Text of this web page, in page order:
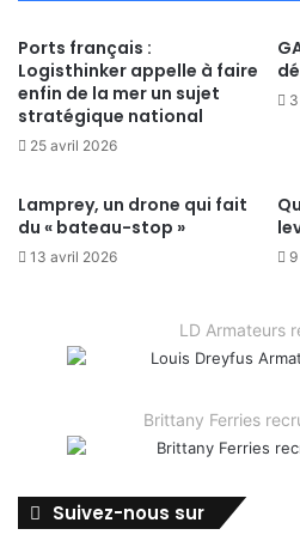
Ports français :
Logisthinker appelle à faire
enfin de la mer un sujet
stratégique national
25 avril 2026
Lamprey, un drone qui fait
du « bateau-stop »
13 avril 2026
LD Armateurs
Brittany Ferries
Suivez-nous sur